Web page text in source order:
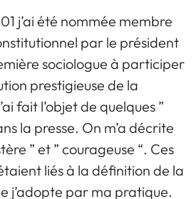
j’ai été nommée membre
par le président
sociologue à participer
prestigieuse de la
fait l’objet de quelques ”
la presse. On m’a décrite
” et ” courageuse “. Ces
liés à la définition de la
j’adopte par ma pratique.